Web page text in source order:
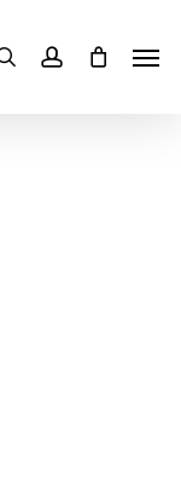
ZoekenaccountSLUITEN